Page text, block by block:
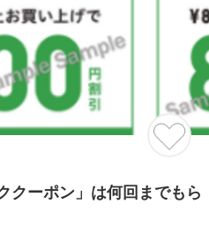
クーポン」は何回までもら